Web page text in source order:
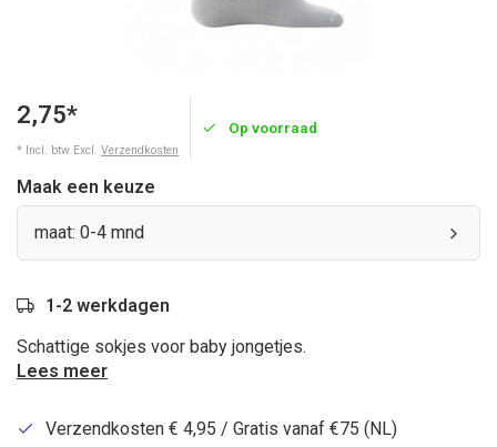
2,75*
* Incl. btw Excl. Verzendkosten
Op voorraad
Maak een keuze
maat: 0-4 mnd
1-2 werkdagen
Schattige sokjes voor baby jongetjes.
Lees meer
Verzendkosten € 4,95 / Gratis vanaf €75 (NL)